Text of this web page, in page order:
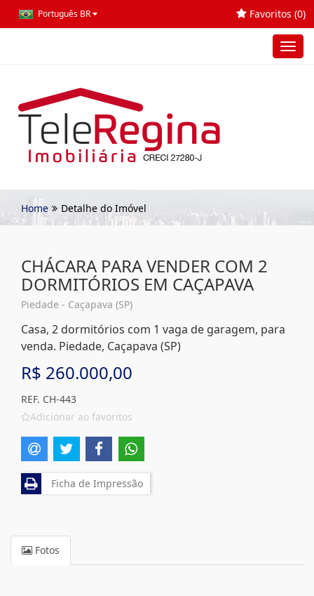
Português BR Favoritos (0)
Home Detalhe do Imóvel
CHÁCARA PARA VENDER COM 2
DORMITÓRIOS EM CAÇAPAVA
Piedade - Caçapava (SP)
Casa, 2 dormitórios com 1 vaga de garagem, para
venda. Piedade, Caçapava (SP)
R$ 260.000,00
REF. CH-443
Adicionar ao favoritos
Ficha de Impressão
Fotos